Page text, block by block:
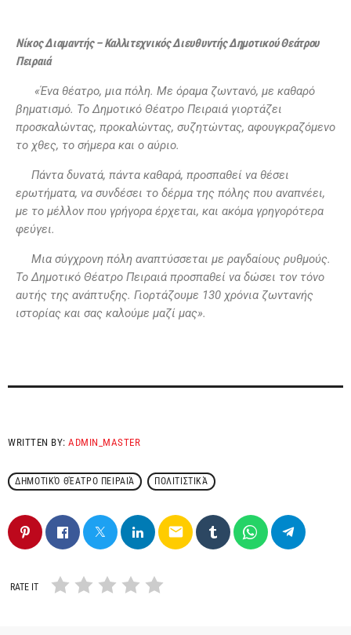
Νίκος Διαμαντής – Καλλιτεχνικός Διευθυντής Δημοτικού Θεάτρου
Πειραιά
«Ένα θέατρο, μια πόλη. Με όραμα ζωντανό, με καθαρό
βηματισμό. Το Δημοτικό Θέατρο Πειραιά γιορτάζει
προσκαλώντας, προκαλώντας, συζητώντας, αφουγκραζόμενο
το χθες, το σήμερα και ο αύριο.
Πάντα δυνατά, πάντα καθαρά, προσπαθεί να θέσει
ερωτήματα, να συνδέσει το δέρμα της πόλης που αναπνέει,
με το μέλλον που γρήγορα έρχεται, και ακόμα γρηγορότερα
φεύγει.
Μια σύγχρονη πόλη αναπτύσσεται με ραγδαίους ρυθμούς.
Το Δημοτικό Θέατρο Πειραιά προσπαθεί να δώσει τον τόνο
αυτής της ανάπτυξης. Γιορτάζουμε 130 χρόνια ζωντανής
ιστορίας και σας καλούμε μαζί μας».
WRITTEN BY:ADMIN_MASTER
ΔΗΜΟΤΙΚΌ ΘΈΑΤΡΟ ΠΕΙΡΑΙΆ ΠΟΛΙΤΙΣΤΙΚΆ
email
RATE IT